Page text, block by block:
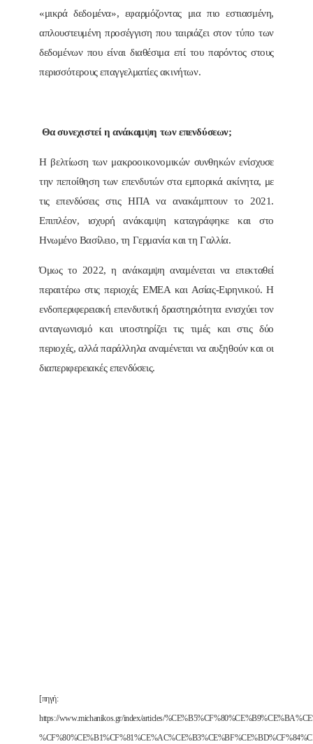
«μικρά δεδομένα», εφαρμόζοντας μια πιο εστιασμένη,
απλουστευμένη προσέγγιση που ταιριάζει στον τύπο των
δεδομένων που είναι διαθέσιμα επί του παρόντος στους
περισσότερους επαγγελματίες ακινήτων.
Θα συνεχιστεί η ανάκαμψη των επενδύσεων;
Η βελτίωση των μακροοικονομικών συνθηκών ενίσχυσε
την πεποίθηση των επενδυτών στα εμπορικά ακίνητα, με
τις επενδύσεις στις ΗΠΑ να ανακάμπτουν το 2021.
Επιπλέον, ισχυρή ανάκαμψη καταγράφηκε και στο
Ηνωμένο Βασίλειο, τη Γερμανία και τη Γαλλία.
Όμως το 2022, η ανάκαμψη αναμένεται να επεκταθεί
περαιτέρω στις περιοχές EMEA και Ασίας-Ειρηνικού. Η
ενδοπεριφερειακή επενδυτική δραστηριότητα ενισχύει τον
ανταγωνισμό και υποστηρίζει τις τιμές και στις δύο
περιοχές, αλλά παράλληλα αναμένεται να αυξηθούν και οι
διαπεριφερειακές επενδύσεις.
[πηγή:
https://www.michanikos.gr/index/articles/